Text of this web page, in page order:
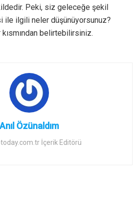
Peki, siz geleceğe şekil
ile ilgili neler düşünüyorsunuz?
belirtebilirsiniz.
Anıl Özünaldım
İçerik Editörü